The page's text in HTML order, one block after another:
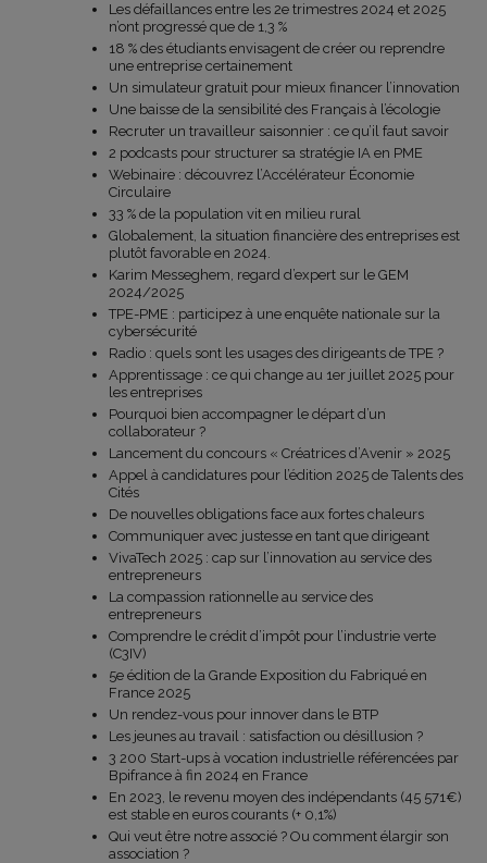
Les défaillances entre les 2e trimestres 2024 et 2025
n’ont progressé que de 1,3 %
18 % des étudiants envisagent de créer ou reprendre
une entreprise certainement
Un simulateur gratuit pour mieux financer l’innovation
Une baisse de la sensibilité des Français à l’écologie
Recruter un travailleur saisonnier : ce qu’il faut savoir
2 podcasts pour structurer sa stratégie IA en PME
Webinaire : découvrez l’Accélérateur Économie
Circulaire
33 % de la population vit en milieu rural
Globalement, la situation financière des entreprises est
plutôt favorable en 2024.
Karim Messeghem, regard d’expert sur le GEM
2024/2025
TPE-PME : participez à une enquête nationale sur la
cybersécurité
Radio : quels sont les usages des dirigeants de TPE ?
Apprentissage : ce qui change au 1er juillet 2025 pour
les entreprises
Pourquoi bien accompagner le départ d’un
collaborateur ?
Lancement du concours « Créatrices d’Avenir » 2025
Appel à candidatures pour l’édition 2025 de Talents des
Cités
De nouvelles obligations face aux fortes chaleurs
Communiquer avec justesse en tant que dirigeant
VivaTech 2025 : cap sur l’innovation au service des
entrepreneurs
La compassion rationnelle au service des
entrepreneurs
Comprendre le crédit d’impôt pour l’industrie verte
(C3IV)
5e édition de la Grande Exposition du Fabriqué en
France 2025
Un rendez-vous pour innover dans le BTP
Les jeunes au travail : satisfaction ou désillusion ?
3 200 Start-ups à vocation industrielle référencées par
Bpifrance à fin 2024 en France
En 2023, le revenu moyen des indépendants (45 571€)
est stable en euros courants (+ 0,1%)
Qui veut être notre associé ? Ou comment élargir son
association ?